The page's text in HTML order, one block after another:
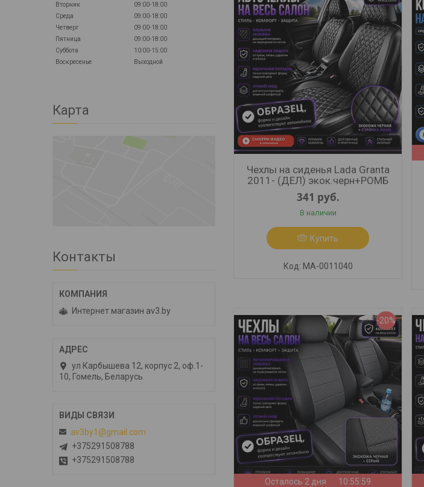
Чехлы на сиденья Lada Granta
2011- (ДЕЛ) экок.черн+РОМБ
341 руб.
В наличии
Купить
МА-0011040
-20%
Осталось 2 дня 10:55:57
Вторник
09:00-18:00
Среда
09:00-18:00
Четверг
09:00-18:00
Пятница
09:00-18:00
Суббота
10:00-15:00
Воскресенье
Выходной
Карта
Контакты
Интернет магазин av3.by
ул Карбышева 12, корпус 2, оф.1-
10, Гомель, Беларусь
av3by1@gmail.com
+375291508788
+375291508788